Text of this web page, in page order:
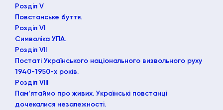
Розділ V
Повстанське буття.
Розділ VІ
Символіка УПА.
Розділ VІІ
Постаті Українського національного визвольного руху
1940-1950-х років.
Розділ VІІІ
Пам’ятаймо про живих. Українські повстанці
дочекалися незалежності.